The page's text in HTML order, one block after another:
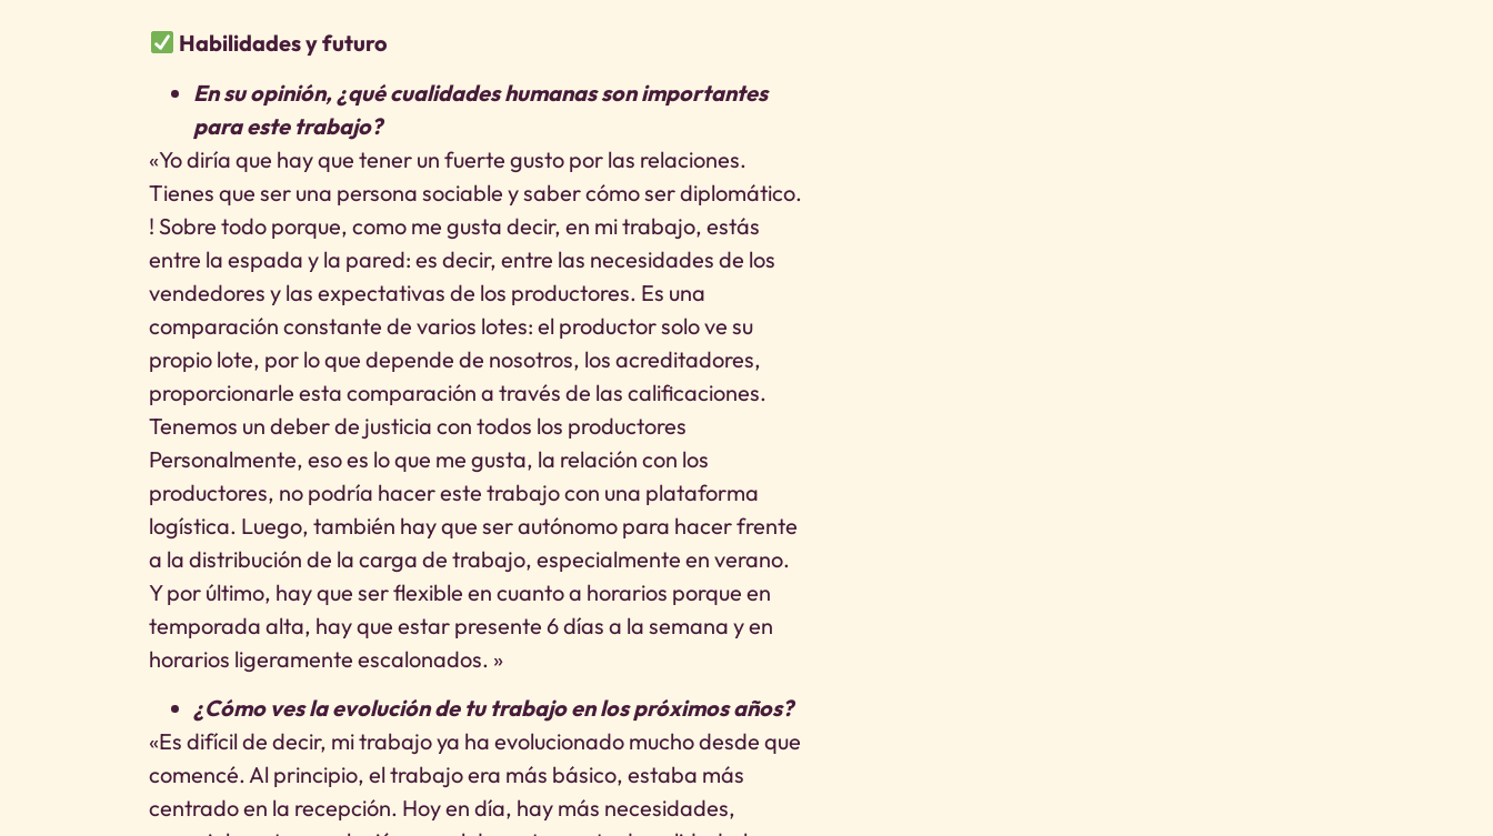
Habilidades y futuro
En su opinión, ¿qué cualidades humanas son importantes
para este trabajo?
«Yo diría que hay que tener un fuerte gusto por las relaciones.
Tienes que ser una persona sociable y saber cómo ser diplomático.
! Sobre todo porque, como me gusta decir, en mi trabajo, estás
entre la espada y la pared: es decir, entre las necesidades de los
vendedores y las expectativas de los productores. Es una
comparación constante de varios lotes: el productor solo ve su
propio lote, por lo que depende de nosotros, los acreditadores,
proporcionarle esta comparación a través de las calificaciones.
Tenemos un deber de justicia con todos los productores
Personalmente, eso es lo que me gusta, la relación con los
productores, no podría hacer este trabajo con una plataforma
logística. Luego, también hay que ser autónomo para hacer frente
a la distribución de la carga de trabajo, especialmente en verano.
Y por último, hay que ser flexible en cuanto a horarios porque en
temporada alta, hay que estar presente 6 días a la semana y en
horarios ligeramente escalonados. »
¿Cómo ves la evolución de tu trabajo en los próximos años?
«Es difícil de decir, mi trabajo ya ha evolucionado mucho desde que
comencé. Al principio, el trabajo era más básico, estaba más
centrado en la recepción. Hoy en día, hay más necesidades,